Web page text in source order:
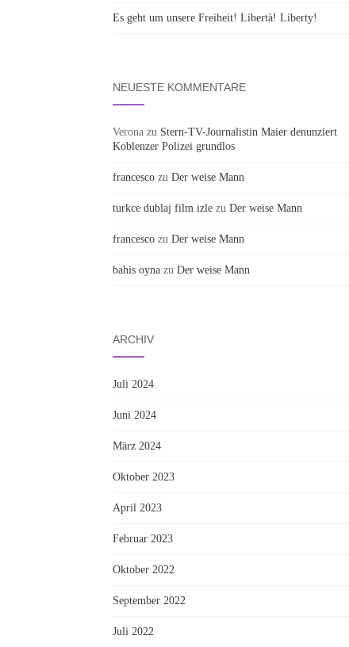
Es geht um unsere Freiheit! Libertà! Liberty!
NEUESTE KOMMENTARE
Verona zu Stern-TV-Journalistin Maier denunziert
Koblenzer Polizei grundlos
francesco zu Der weise Mann
turkce dublaj film izle zu Der weise Mann
francesco zu Der weise Mann
bahis oyna zu Der weise Mann
ARCHIV
Juli 2024
Juni 2024
März 2024
Oktober 2023
April 2023
Februar 2023
Oktober 2022
September 2022
Juli 2022